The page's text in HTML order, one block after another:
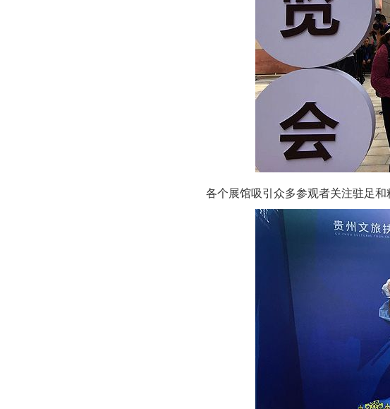
各个展馆吸引众多参观者关注驻足和